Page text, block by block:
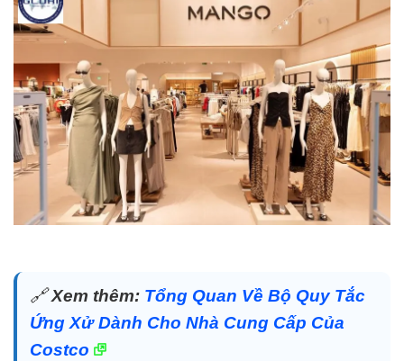
🔗Xem thêm: Tổng Quan Về Bộ Quy Tắc
Ứng Xử Dành Cho Nhà Cung Cấp Của
Costco